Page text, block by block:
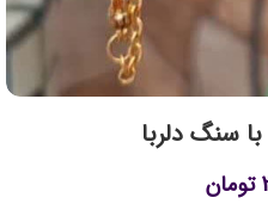
با سنگ دلربا
تومان